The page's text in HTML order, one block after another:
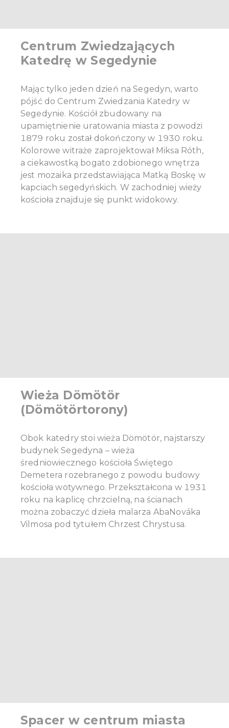
Centrum Zwiedzających
Katedrę w Segedynie
Mając tylko jeden dzień na Segedyn, warto
pójść do Centrum Zwiedzania Katedry w
Segedynie. Kościół zbudowany na
upamiętnienie uratowania miasta z powodzi
1879 roku został dokończony w 1930 roku.
Kolorowe witraże zaprojektował Miksa Róth,
a ciekawostką bogato zdobionego wnętrza
jest mozaika przedstawiająca Matką Boskę w
kapciach segedyńskich. W zachodniej wieży
kościoła znajduje się punkt widokowy.
Wieża Dömötör
(Dömötörtorony)
Obok katedry stoi wieża Dömötör, najstarszy
budynek Segedyna – wieża
średniowiecznego kościoła Świętego
Demetera rozebranego z powodu budowy
kościoła wotywnego. Przekształcona w 1931
roku na kaplicę chrzcielną, na ścianach
można zobaczyć dzieła malarza AbaNováka
Vilmosa pod tytułem Chrzest Chrystusa.
Spacer w centrum miasta